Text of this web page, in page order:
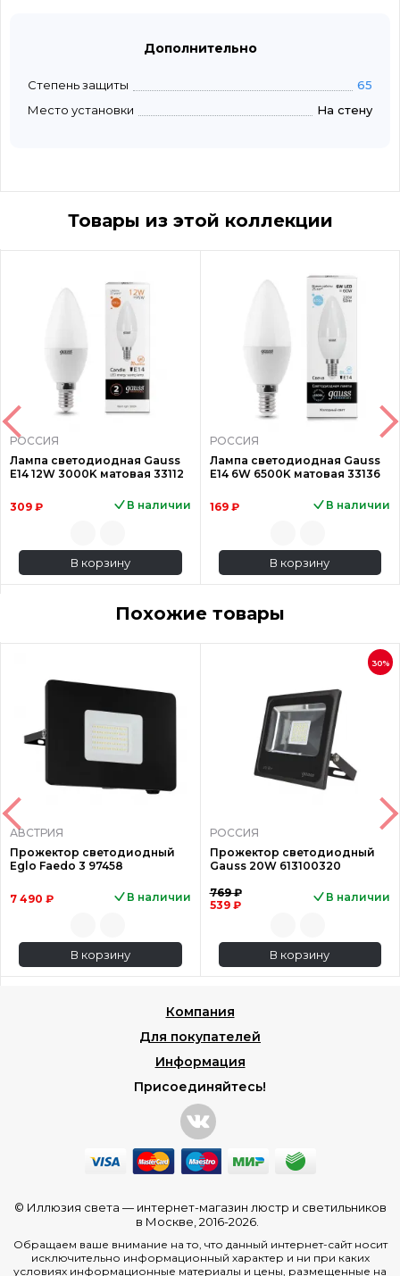
Дополнительно
Степень защиты
65
Место установки
На стену
Товары из этой коллекции
РОССИЯ
Лампа светодиодная Gauss
E14 12W 3000K матовая 33112
309 ₽ В наличии
В корзину
РОССИЯ
Лампа светодиодная Gauss
E14 6W 6500K матовая 33136
169 ₽ В наличии
В корзину
Похожие товары
АВСТРИЯ
Прожектор светодиодный
Eglo Faedo 3 97458
7 490 ₽ В наличии
В корзину
30%
РОССИЯ
Прожектор светодиодный
Gauss 20W 613100320
769 ₽
539 ₽
В наличии
В корзину
Компания
Для покупателей
Информация
Присоединяйтесь!
© Иллюзия света — интернет-магазин люстр и светильников
в Москве , 2016-2026.
Обращаем ваше внимание на то, что данный интернет-сайт носит
исключительно информационный характер и ни при каких
условиях информационные материалы и цены, размещенные на